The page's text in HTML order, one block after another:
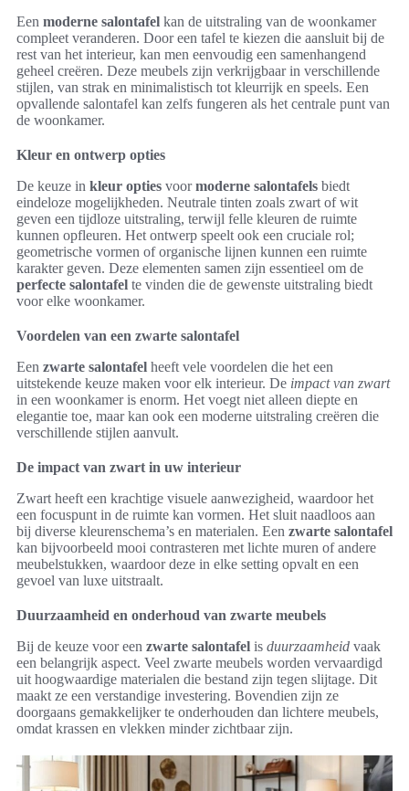
Een moderne salontafel kan de uitstraling van de woonkamer
compleet veranderen. Door een tafel te kiezen die aansluit bij de
rest van het interieur, kan men eenvoudig een samenhangend
geheel creëren. Deze meubels zijn verkrijgbaar in verschillende
stijlen, van strak en minimalistisch tot kleurrijk en speels. Een
opvallende salontafel kan zelfs fungeren als het centrale punt van
de woonkamer.
Kleur en ontwerp opties
De keuze in kleur opties voormoderne salontafels biedt
eindeloze mogelijkheden. Neutrale tinten zoals zwart of wit
geven een tijdloze uitstraling, terwijl felle kleuren de ruimte
kunnen opfleuren. Het ontwerp speelt ook een cruciale rol;
geometrische vormen of organische lijnen kunnen een ruimte
karakter geven. Deze elementen samen zijn essentieel om de
perfecte salontafel te vinden die de gewenste uitstraling biedt
voor elke woonkamer.
Voordelen van een zwarte salontafel
Een zwarte salontafel heeft vele voordelen die het een
uitstekende keuze maken voor elk interieur. De impact van zwart
in een woonkamer is enorm. Het voegt niet alleen diepte en
elegantie toe, maar kan ook een moderne uitstraling creëren die
verschillende stijlen aanvult.
De impact van zwart in uw interieur
Zwart heeft een krachtige visuele aanwezigheid, waardoor het
een focuspunt in de ruimte kan vormen. Het sluit naadloos aan
bij diverse kleurenschema’s en materialen. Een zwarte salontafel
kan bijvoorbeeld mooi contrasteren met lichte muren of andere
meubelstukken, waardoor deze in elke setting opvalt en een
gevoel van luxe uitstraalt.
Duurzaamheid en onderhoud van zwarte meubels
Bij de keuze voor een zwarte salontafel is duurzaamheid vaak
een belangrijk aspect. Veel zwarte meubels worden vervaardigd
uit hoogwaardige materialen die bestand zijn tegen slijtage. Dit
maakt ze een verstandige investering. Bovendien zijn ze
doorgaans gemakkelijker te onderhouden dan lichtere meubels,
omdat krassen en vlekken minder zichtbaar zijn.